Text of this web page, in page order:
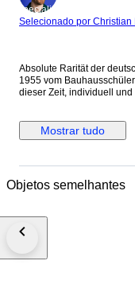
Especialista
Selecionado por Christian
Absolute Rarität der
1955 vom
dieser Zeit, individuell und
wie vor schön weich und
hat die Farbe erstaunlich
identischer Sessel in
selbstverständlich
Mostrar tudo
Objetos semelhantes